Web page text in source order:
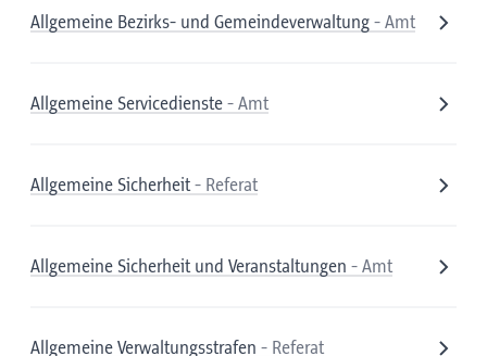
Allgemeine Bezirks- und Gemeindeverwaltung - Amt
Allgemeine Servicedienste - Amt
Allgemeine Sicherheit- Referat
Allgemeine Sicherheit und Veranstaltungen - Amt
Allgemeine Verwaltungsstrafen - Referat